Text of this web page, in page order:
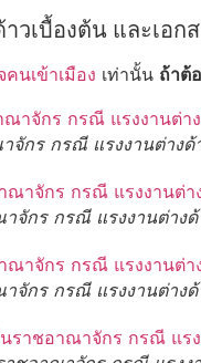
เบื้องต้น และเอก
คนเข้าเมือง เท่านั้น ถ้าต้
จักร กรณี แรงงานต่าง
จักร กรณี แรงงานต่าง
จักร กรณี แรงงานต่าง